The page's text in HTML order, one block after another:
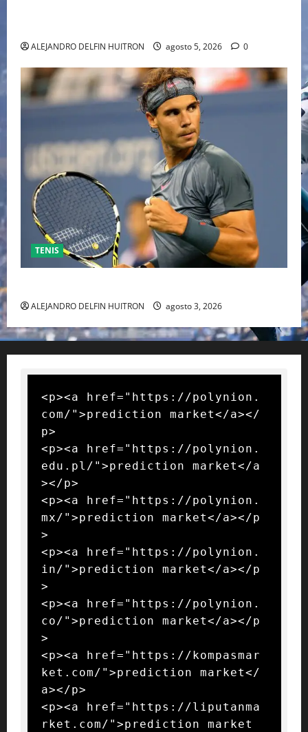
ALEJANDRO DELFIN HUITRON agosto 5, 2026 0
TENIS
ALEJANDRO DELFIN HUITRON agosto 3, 2026
<p><a href="https://polynion.
com/">prediction market</a></
p>
<p><a href="https://polynion.
edu.pl/">prediction market</a
></p>
<p><a href="https://polynion.
mx/">prediction market</a></p
>
<p><a href="https://polynion.
in/">prediction market</a></p
>
<p><a href="https://polynion.
co/">prediction market</a></p
>
<p><a href="https://kompasmar
ket.com/">prediction market</
a></p>
<p><a href="https://liputanma
rket.com/">prediction market